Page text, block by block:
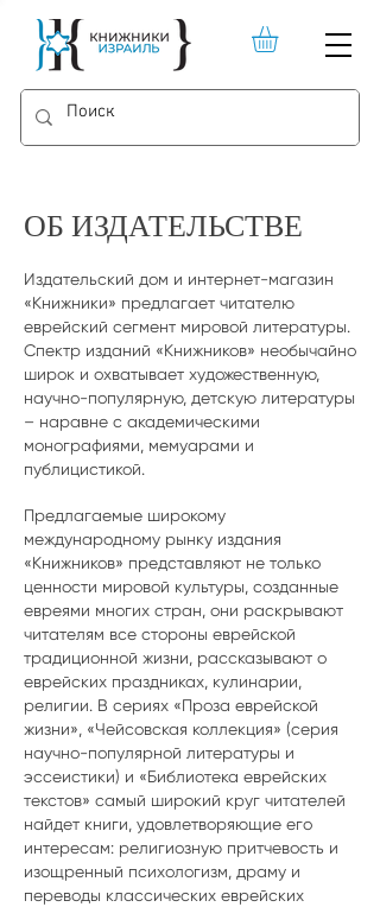
ОБ ИЗДАТЕЛЬСТВЕ
Издательский дом и интернет-магазин
«Книжники» предлагает читателю
еврейский сегмент мировой литературы.
Спектр изданий «Книжников» необычайно
широк и охватывает художественную,
научно-популярную, детскую литературы
– наравне с академическими
монографиями, мемуарами и
публицистикой.
Предлагаемые широкому
международному рынку издания
«Книжников» представляют не только
ценности мировой культуры, созданные
евреями многих стран, они раскрывают
читателям все стороны еврейской
традиционной жизни, рассказывают о
еврейских праздниках, кулинарии,
религии. В сериях «Проза еврейской
жизни», «Чейсовская коллекция» (серия
научно-популярной литературы и
эссеистики) и «Библиотека еврейских
текстов» самый широкий круг читателей
найдет книги, удовлетворяющие его
интересам: религиозную притчевость и
изощренный психологизм, драму и
переводы классических еврейских